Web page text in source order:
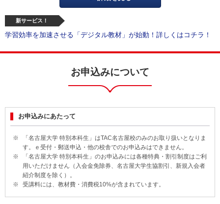
新サービス！
学習効率を加速させる「デジタル教材」が始動！詳しくはコチラ！
お申込みについて
お申込みにあたって
「名古屋大学 特別本科生」はTAC名古屋校のみのお取り扱いとなりま
す。ｅ受付・郵送申込・他の校舎でのお申込みはできません。
「名古屋大学 特別本科生」のお申込みには各種特典・割引制度はご利
用いただけません（入会金免除券、名古屋大学生協割引、新規入会者
紹介制度を除く）。
受講料には、教材費・消費税10%が含まれています。